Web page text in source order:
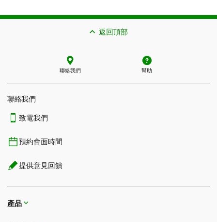
返回頂部
聯絡我們 幫助
聯絡我們
致電我們
預約會面時間
提供意見回饋
產品